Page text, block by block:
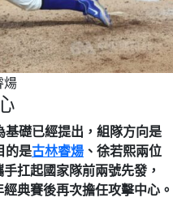
煬
礎已經提出，組隊方向是
的是古林睿煬 、徐若熙兩位
扛起國家隊前兩號先發，
典賽後再次擔任攻擊中心。